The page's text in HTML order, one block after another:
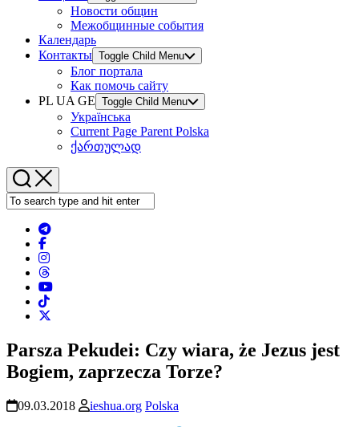
Новости общин
Межобщинные события
Календарь
Контакты Toggle Child Menu
Блог портала
Как помочь сайту
PL UA GE Toggle Child Menu
Українська
Current Page Parent Polska
ქართულად
Parsza Pekudei: Czy wiara, że Jezus jest
Bogiem, zaprzecza Torze?
09.03.2018 ieshua.org Polska